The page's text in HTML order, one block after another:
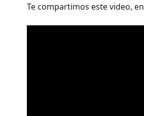
Te compartimos este video,